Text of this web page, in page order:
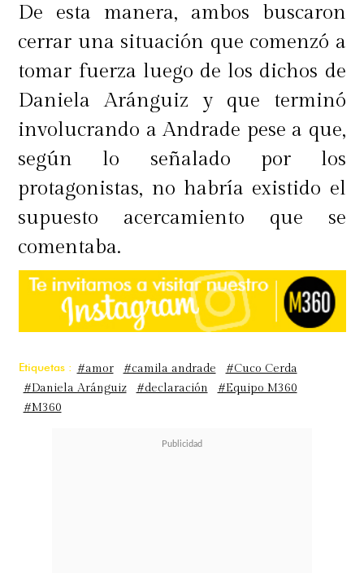
De esta manera, ambos buscaron
cerrar una situación que comenzó a
tomar fuerza luego de los dichos de
Daniela Aránguiz y que terminó
involucrando a Andrade pese a que,
según lo señalado por los
protagonistas, no habría existido el
supuesto acercamiento que se
comentaba.
Etiquetas : #amor #camila andrade
#Cuco Cerda
#Daniela Aránguiz
#declaración
#Equipo M360
#M360